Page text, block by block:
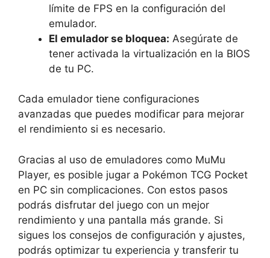
límite de FPS en la configuración del
emulador.
El emulador se bloquea: Asegúrate de
tener activada la virtualización en la BIOS
de tu PC.
Cada emulador tiene configuraciones
avanzadas que puedes modificar para mejorar
el rendimiento si es necesario.
Gracias al uso de emuladores como MuMu
Player, es posible jugar a Pokémon TCG Pocket
en PC sin complicaciones. Con estos pasos
podrás disfrutar del juego con un mejor
rendimiento y una pantalla más grande. Si
sigues los consejos de configuración y ajustes,
podrás optimizar tu experiencia y transferir tu